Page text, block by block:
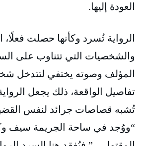
العودة إليها.
الرواية تُسرد وكأنها حصلت فعلًا،
والشخصيات التي تتناوب على
المؤلف وصوته يختفي لتتدخل
تفاصيل الواقعة، ذلك يجعل
تُشبه قصاصات جرائد لنفس
“ووُجد في ساحة الجريمة سيف